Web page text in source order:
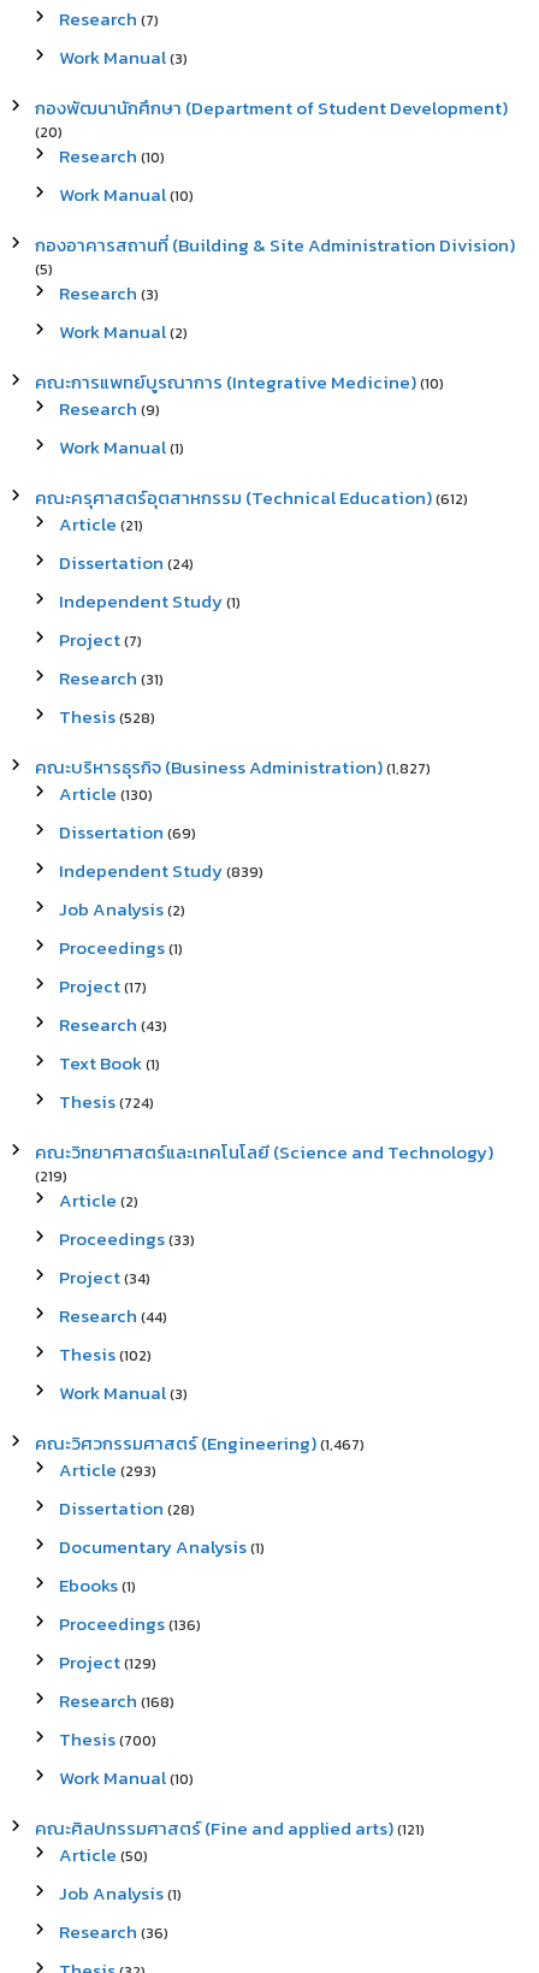
Research (7)
Work Manual(3)
กองพัฒนานักศึกษา (Department of Student Development)
(20)
Research (10)
Work Manual(10)
กองอาคารสถานที่ (Building & Site Administration Division)
(5)
Research (3)
Work Manual(2)
คณะการแพทย์บูรณาการ (Integrative Medicine)(10)
Research (9)
Work Manual(1)
คณะครุศาสตร์อุตสาหกรรม (Technical Education)(612)
Article (21)
Dissertation (24)
Independent Study(1)
Project(7)
Research (31)
Thesis(528)
คณะบริหารธุรกิจ (Business Administration)(1,827)
Article (130)
Dissertation (69)
Independent Study(839)
Job Analysis(2)
Proceedings(1)
Project(17)
Research (43)
Text Book(1)
Thesis(724)
คณะวิทยาศาสตร์และเทคโนโลยี (Science and Technology)
(219)
Article (2)
Proceedings(33)
Project(34)
Research (44)
Thesis(102)
Work Manual(3)
คณะวิศวกรรมศาสตร์ (Engineering)(1,467)
Article (293)
Dissertation (28)
Documentary Analysis(1)
Ebooks(1)
Proceedings(136)
Project(129)
Research (168)
Thesis(700)
Work Manual(10)
คณะศิลปกรรมศาสตร์ (Fine and applied arts)(121)
Article (50)
Job Analysis(1)
Research (36)